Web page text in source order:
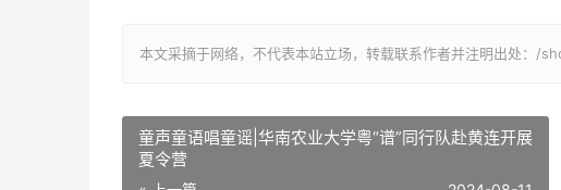
本文采摘于网络，不代表本站立场，转载联系作者并注明出处：/
童声童语唱童谣|华南农业大学粤“谱”同行队赴黄连开展
夏令营